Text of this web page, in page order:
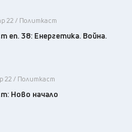
22 / Политкаст
еп. 38: Енергетика. Война.
22 / Политкаст
Ново начало